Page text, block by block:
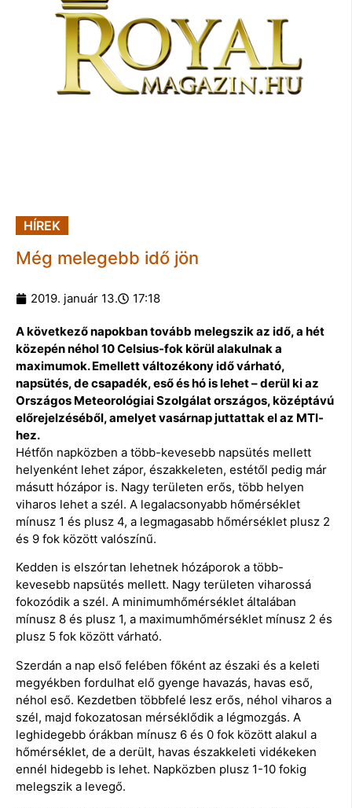
HÍREK
Még melegebb idő jön
2019. január 13. 17:18
A következő napokban tovább melegszik az idő, a hét
közepén néhol 10 Celsius-fok körül alakulnak a
maximumok. Emellett változékony idő várható,
napsütés, de csapadék, eső és hó is lehet – derül ki az
Országos Meteorológiai Szolgálat országos, középtávú
előrejelzéséből, amelyet vasárnap juttattak el az MTI-
hez.
Hétfőn napközben a több-kevesebb napsütés mellett
helyenként lehet zápor, északkeleten, estétől pedig már
másutt hózápor is. Nagy területen erős, több helyen
viharos lehet a szél. A legalacsonyabb hőmérséklet
mínusz 1 és plusz 4, a legmagasabb hőmérséklet plusz 2
és 9 fok között valószínű.
Kedden is elszórtan lehetnek hózáporok a több-
kevesebb napsütés mellett. Nagy területen viharossá
fokozódik a szél. A minimumhőmérséklet általában
mínusz 8 és plusz 1, a maximumhőmérséklet mínusz 2 és
plusz 5 fok között várható.
Szerdán a nap első felében főként az északi és a keleti
megyékben fordulhat elő gyenge havazás, havas eső,
néhol eső. Kezdetben többfelé lesz erős, néhol viharos a
szél, majd fokozatosan mérséklődik a légmozgás. A
leghidegebb órákban mínusz 6 és 0 fok között alakul a
hőmérséklet, de a derült, havas északkeleti vidékeken
ennél hidegebb is lehet. Napközben plusz 1-10 fokig
melegszik a levegő.